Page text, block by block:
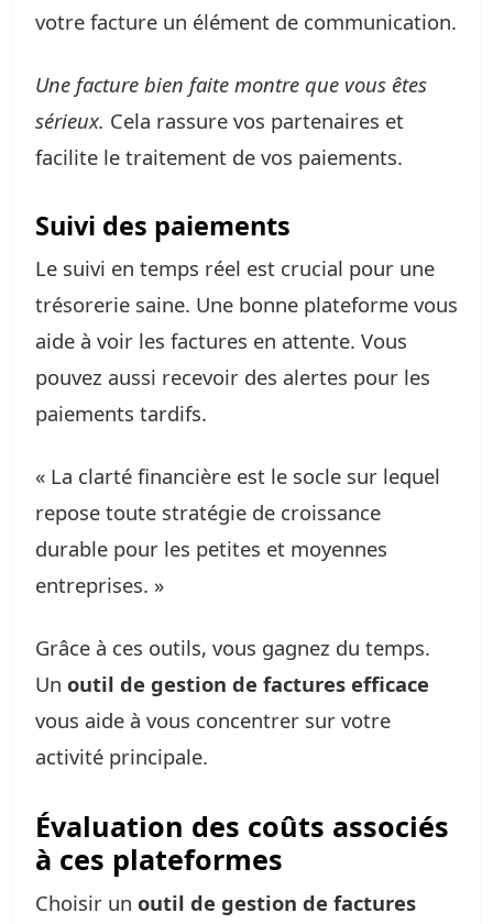
votre facture un élément de communication.
Une facture bien faite montre que vous êtes
sérieux. Cela rassure vos partenaires et
facilite le traitement de vos paiements.
Suivi des paiements
Le suivi en temps réel est crucial pour une
trésorerie saine. Une bonne plateforme vous
aide à voir les factures en attente. Vous
pouvez aussi recevoir des alertes pour les
paiements tardifs.
« La clarté financière est le socle sur lequel
repose toute stratégie de croissance
durable pour les petites et moyennes
entreprises. »
Grâce à ces outils, vous gagnez du temps.
Un outil de gestion de factures efficace
vous aide à vous concentrer sur votre
activité principale.
Évaluation des coûts associés
à ces plateformes
Choisir un outil de gestion de factures